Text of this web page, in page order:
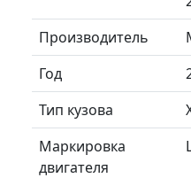
Производитель
Год
Тип кузова
Маркировка
двигателя